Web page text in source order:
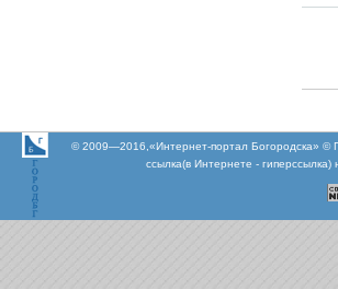
© 2009—2016,«Интернет-портал Богородска» ©
ссылка(в Интернете -